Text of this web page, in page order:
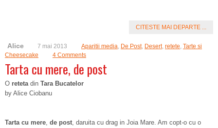
CITESTE MAI DEPARTE ...
Alice 7 mai 2013 Aparitii media, De Post, Desert, retete, Tarte si
Cheesecake
4 Comments
Tarta cu mere, de post
O retetadin Tara Bucatelor
by Alice Ciobanu
Tarta cu mere, de post, daruita cu drag in Joia Mare. Am copt-o cu o